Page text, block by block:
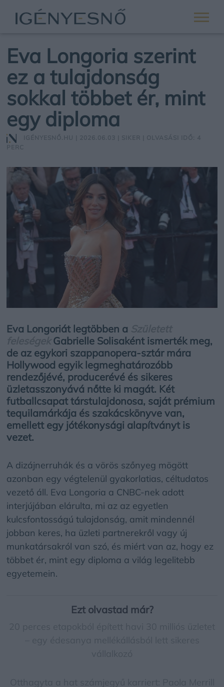
Eva Longoria szerint
ez a tulajdonság
sokkal többet ér, mint
egy diploma
Eva Longoriát legtöbben a
Gabrielle Solisaként ismerték meg,
de az egykori szappanopera-sztár mára
Hollywood egyik legmeghatározóbb
rendezőjévé, producerévé és sikeres
üzletasszonyává nőtte ki magát. Két
futballcsapat társtulajdonosa, saját prémium
tequilamárkája és szakácskönyve van,
emellett egy jótékonysági alapítványt is
vezet.
A dizájnerruhák és a vörös szőnyeg mögött
azonban egy végtelenül gyakorlatias, céltudatos
vezető áll. Eva Longoria a CNBC-nek adott
interjújában elárulta, mi az az egyetlen
kulcsfontosságú tulajdonság, amit mindennél
jobban keres, ha üzleti partnerekről vagy új
munkatársakról van szó, és miért van az, hogy ez
többet ér, mint egy diploma a világ legelitebb
egyetemein.
Ezt olvastad már?